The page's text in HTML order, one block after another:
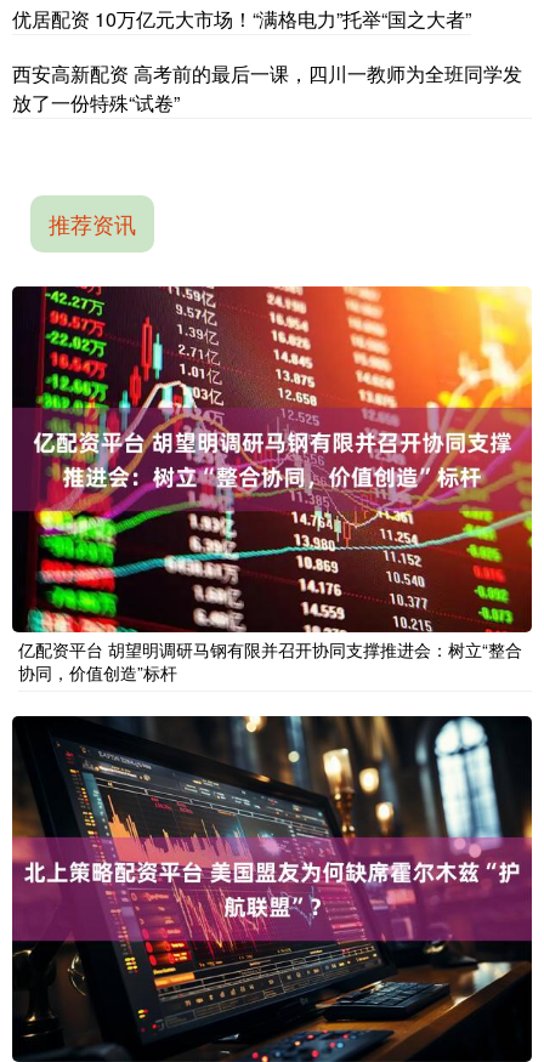
优居配资 10万亿元大市场！“满格电力”托举“国之大者”
西安高新配资 高考前的最后一课，四川一教师为全班同学发
放了一份特殊“试卷”
推荐资讯
亿配资平台 胡望明调研马钢有限并召开协同支撑推进会：树立“整合
协同，价值创造”标杆